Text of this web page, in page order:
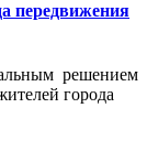
передвижения
решением
города